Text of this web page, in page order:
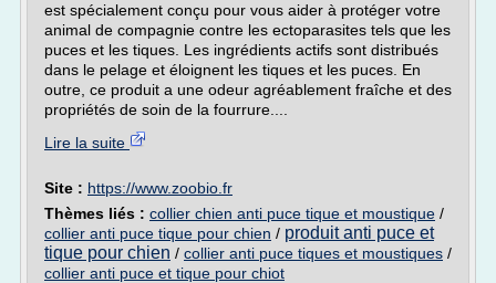
est spécialement conçu pour vous aider à protéger votre
animal de compagnie contre les ectoparasites tels que les
puces et les tiques. Les ingrédients actifs sont distribués
dans le pelage et éloignent les tiques et les puces. En
outre, ce produit a une odeur agréablement fraîche et des
propriétés de soin de la fourrure....
Lire la suite
Site : https://www.zoobio.fr
Thèmes liés : collier chien anti puce tique et moustique /
collier anti puce tique pour chien / produit anti puce et
tique pour chien / collier anti puce tiques et moustiques /
collier anti puce et tique pour chiot